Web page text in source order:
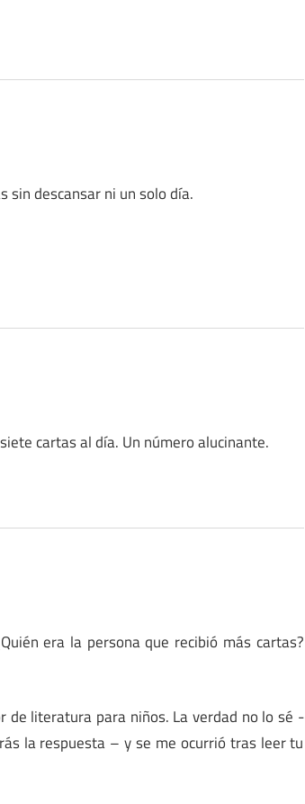
sin descansar ni un solo día.
cartas al día. Un número alucinante.
era la persona que recibió más cartas?
literatura para niños. La verdad no lo sé -
la respuesta – y se me ocurrió tras leer tu